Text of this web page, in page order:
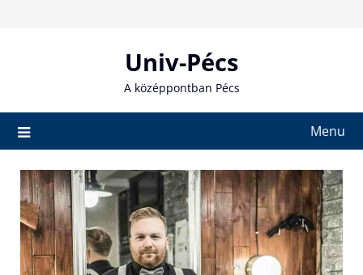
Univ-Pécs
A középpontban Pécs
Menu